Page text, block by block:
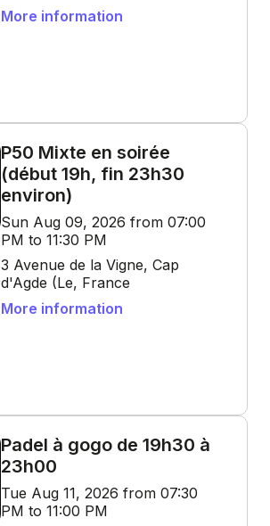
More information
P50 Mixte en soirée
(début 19h, fin 23h30
environ)
Sun Aug 09, 2026 from 07:00
PM to 11:30 PM
3 Avenue de la Vigne, Cap
d'Agde (Le, France
More information
Padel à gogo de 19h30 à
23h00
Tue Aug 11, 2026 from 07:30
PM to 11:00 PM